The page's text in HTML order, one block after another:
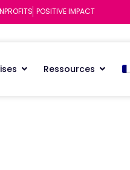
POSITIVE IMPACT
Ressources